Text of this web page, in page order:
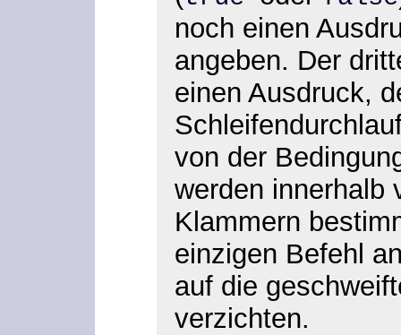
noch einen
angeben. Der
einen Ausdruck,
von der
werden innerhalb
Klammern
einzigen Befehl
auf die
verzichten.